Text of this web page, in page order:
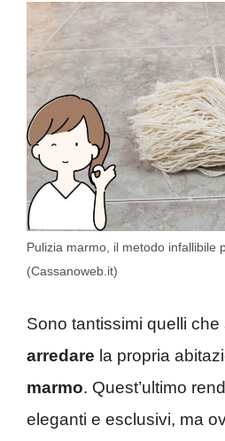
Pulizia marmo, il metodo infallibile
(Cassanoweb.it)
Sono tantissimi quelli
arredare la propria
marmo. Quest’ultimo
eleganti e esclusivi, ma